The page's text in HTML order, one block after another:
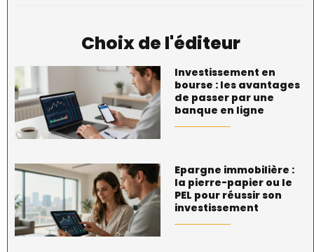
Choix de l'éditeur
Investissement en
bourse : les avantages
de passer par une
banque en ligne
Epargne immobilière :
la pierre-papier ou le
PEL pour réussir son
investissement